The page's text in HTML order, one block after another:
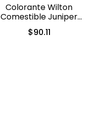
Colorante Wilton
Comestible Juniper
Green/Verde Enebro
28.3gr. (610-234)
$90.11